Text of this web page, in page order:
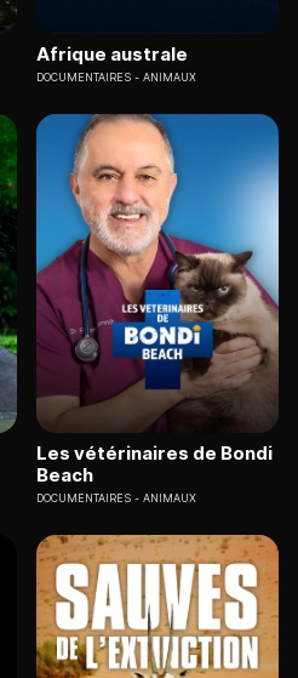
Afrique australe
DOCUMENTAIRES ANIMAUX
Les vétérinaires de Bondi
Beach
DOCUMENTAIRES ANIMAUX